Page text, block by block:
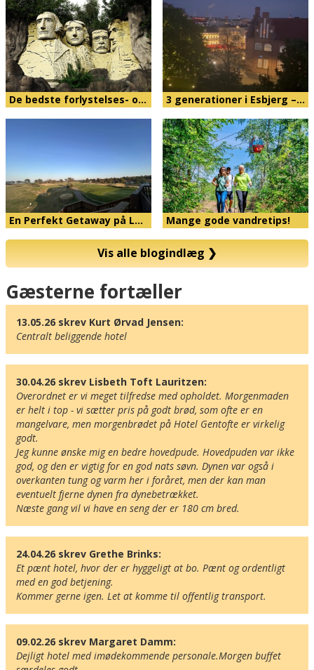
De bedste forlystelses- o… 3 generationer i Esbjerg –…
En Perfekt Getaway på L… Mange gode vandretips!
Vis alle blogindlæg❯
Kort
Gæsterne fortæller
13.05.26 skrev Kurt Ørvad Jensen:
Centralt beliggende hotel
30.04.26 skrev Lisbeth Toft Lauritzen:
Overordnet er vi meget tilfredse med opholdet. Morgenmaden
er helt i top - vi sætter pris på godt brød, som ofte er en
mangelvare, men morgenbrødet på Hotel Gentofte er virkelig
godt.
Jeg kunne ønske mig en bedre hovedpude. Hovedpuden var ikke
god, og den er vigtig for en god nats søvn. Dynen var også i
overkanten tung og varm her i foråret, men der kan man
eventuelt fjerne dynen fra dynebetrækket.
Næste gang vil vi have en seng der er 180 cm bred.
24.04.26 skrev Grethe Brinks:
Et pænt hotel, hvor der er hyggeligt at bo. Pænt og ordentligt
med en god betjening.
Kommer gerne igen. Let at komme til offentlig transport.
09.02.26 skrev Margaret Damm:
Dejligt hotel med imødekommende personale.Morgen buffet